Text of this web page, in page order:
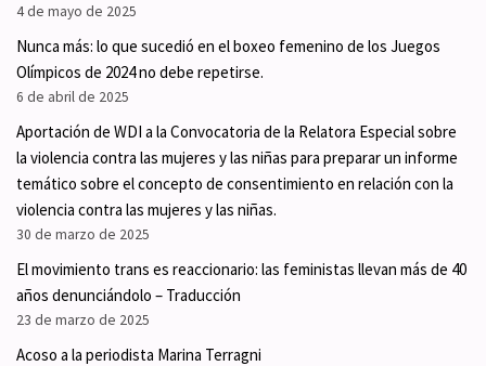
4 de mayo de 2025
Nunca más: lo que sucedió en el boxeo femenino de los Juegos
Olímpicos de 2024 no debe repetirse.
6 de abril de 2025
Aportación de WDI a la Convocatoria de la Relatora Especial sobre
la violencia contra las mujeres y las niñas para preparar un informe
temático sobre el concepto de consentimiento en relación con la
violencia contra las mujeres y las niñas.
30 de marzo de 2025
El movimiento trans es reaccionario: las feministas llevan más de 40
años denunciándolo – Traducción
23 de marzo de 2025
Acoso a la periodista Marina Terragni